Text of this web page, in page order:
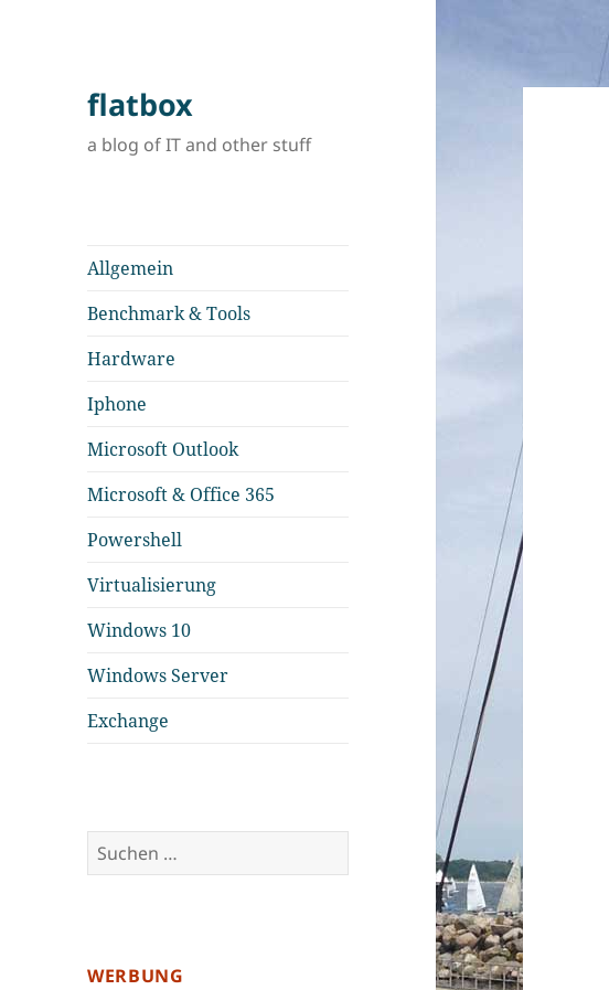
flatbox
a blog of IT and other stuff
Allgemein
Benchmark & Tools
Hardware
Iphone
Microsoft Outlook
Microsoft & Office 365
Powershell
Virtualisierung
Windows 10
Windows Server
Exchange
Suchen
nach:
WERBUNG